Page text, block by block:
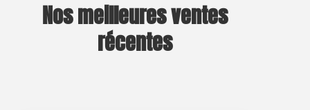
Nos meilleures ventes
récentes